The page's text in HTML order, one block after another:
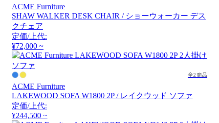
ACME Furniture
SHAW WALKER DESK CHAIR / ショーウォーカー デス
クチェア
定価/上代:
¥72,000 ~
全2商品
ACME Furniture
LAKEWOOD SOFA W1800 2P / レイクウッド ソファ
定価/上代:
¥244,500 ~